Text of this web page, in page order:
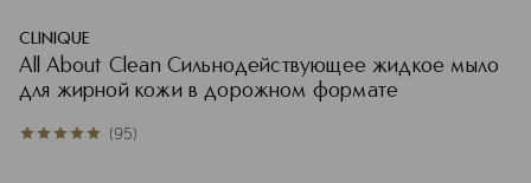
CLINIQUE
All About Clean Сильнодействующее жидкое мыло
для жирной кожи в дорожном формате
4.9из 595 (95)